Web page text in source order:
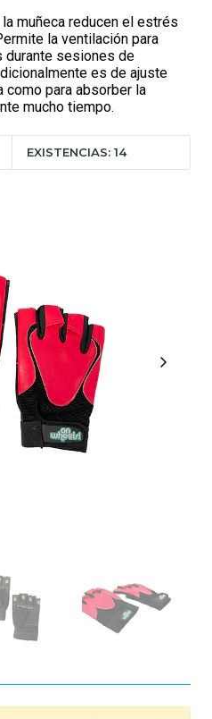
muñeca reducen el estrés
la ventilación para
durante sesiones de
es de ajuste
como para absorber la
mucho tiempo.
EXISTENCIAS: 14